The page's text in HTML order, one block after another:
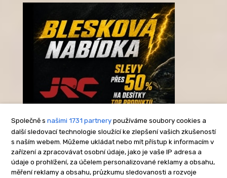
Společně s našimi 1731 partnery používáme soubory cookies a
další sledovací technologie sloužící ke zlepšení vašich zkušeností
s naším webem. Můžeme ukládat nebo mít přístup k informacím v
zařízení a zpracovávat osobní údaje, jako je vaše IP adresa a
údaje o prohlížení, za účelem personalizované reklamy a obsahu,
měření reklamy a obsahu, průzkumu sledovanosti a rozvoje
-Reklama-